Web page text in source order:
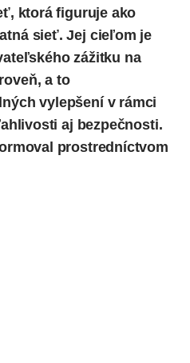
ktorá figuruje ako
sieť. Jej cieľom je
zážitku na
a to
vylepšení v rámci
aj bezpečnosti.
prostredníctvom